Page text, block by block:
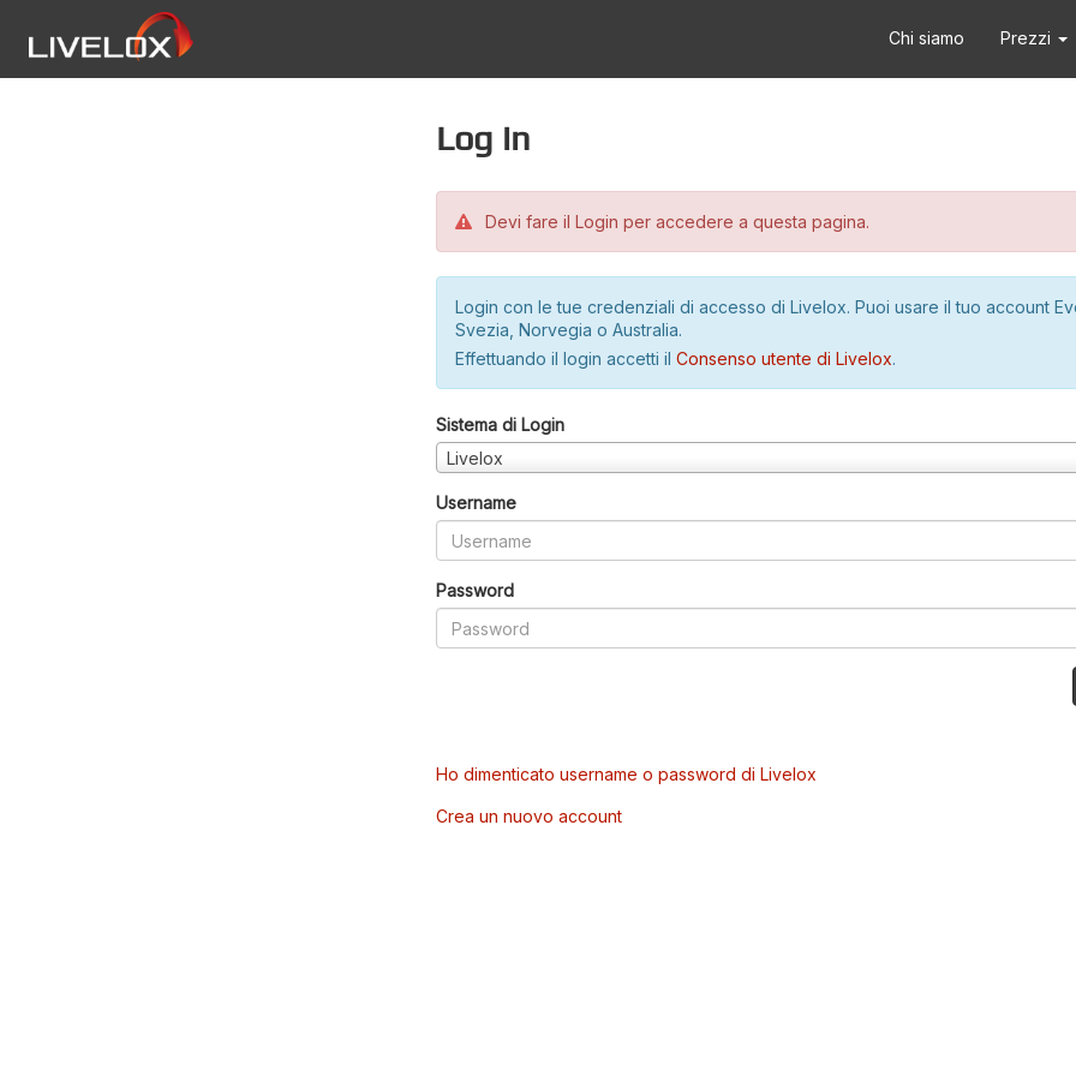
Chi siamo Prezzi
Log in
Devi fare il Login per accedere a questa pagina.
Login con le tue credenziali di accesso di Livelox. Puoi usare il tuo account
Svezia, Norvegia o Australia.
Effettuando il login accetti il Consenso utente di Livelox.
Sistema di Login
Livelox
Username
Password
Ho dimenticato username o password di Livelox
Crea un nuovo account